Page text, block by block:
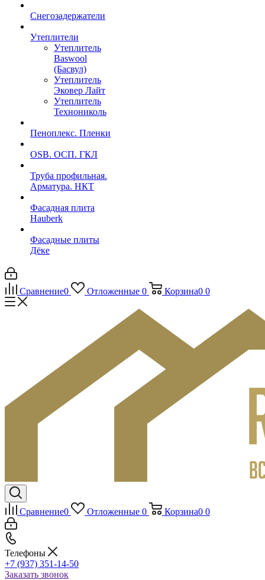
Снегозадержатели
Утеплители
Утеплитель
Baswool
(Басвул)
Утеплитель
Эковер Лайт
Утеплитель
Технониколь
Пеноплекс. Пленки
OSB. ОСП. ГКЛ
Труба профильная.
Арматура. НКТ
Фасадная плита
Hauberk
Фасадные плиты
Дёке
Сравнение0 Отложенные 0 Корзина0 0
Сравнение0 Отложенные 0 Корзина0 0
Телефоны
+7 (937) 351-14-50
Заказать звонок